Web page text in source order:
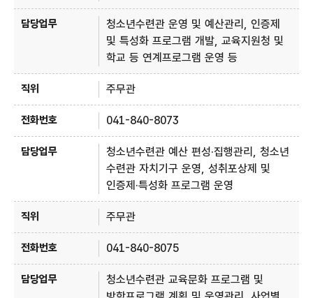
청소년수련관 운영 및 예산관리, 인증제
및 특성화 프로그램 개발, 교육지원청 및
학교 등 연계프로그램 운영 등
주무관
041-840-8073
청소년수련관 예산 편성·집행관리, 청소년
수련관 자치기구 운영, 성취포상제 및
인증제·특성화 프로그램 운영
주무관
041-840-8075
청소년수련관 교육문화 프로그램 및